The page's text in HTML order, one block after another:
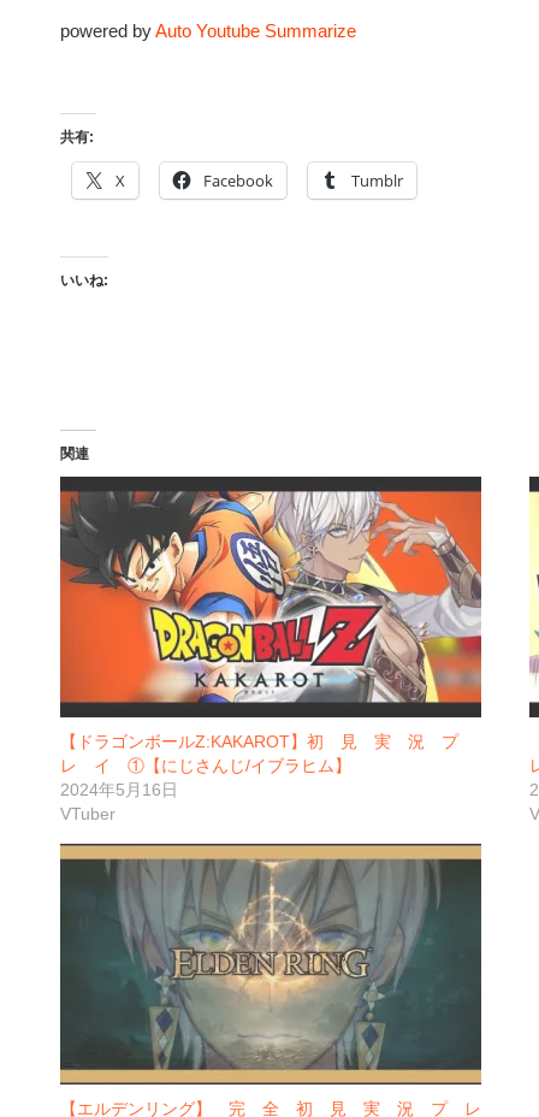
powered byAuto Youtube Summarize
共有:
X Facebook Tumblr
いいね:
関連
【ドラゴンボールZ:KAKAROT】初 見 実 況 プ
レ イ ①【にじさんじ/イブラヒム】
2024年5月16日
VTuber
【エルデンリング】 完 全 初 見 実 況 プ レ